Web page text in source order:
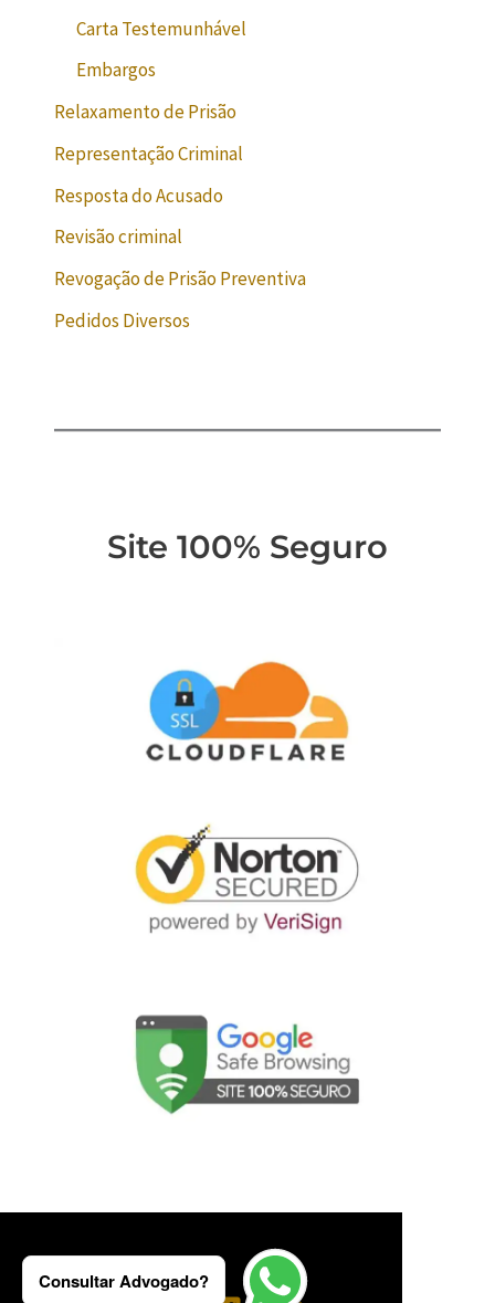
Carta Testemunhável
Embargos
Relaxamento de Prisão
Representação Criminal
Resposta do Acusado
Revisão criminal
Revogação de Prisão Preventiva
Pedidos Diversos
Site 100% Seguro
Consultar Advogado?